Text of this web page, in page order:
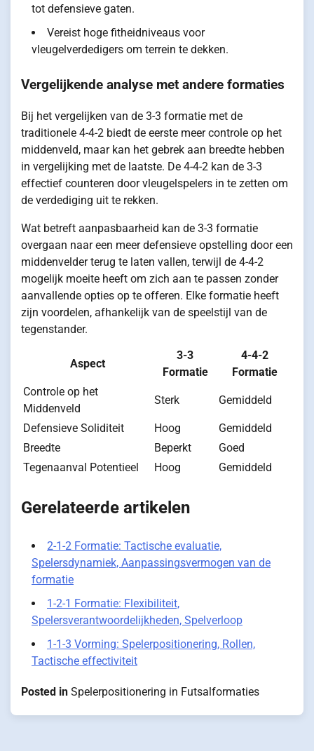
tot defensieve gaten.
Vereist hoge fitheidniveaus voor
vleugelverdedigers om terrein te dekken.
Vergelijkende analyse met andere formaties
Bij het vergelijken van de 3-3 formatie met de
traditionele 4-4-2 biedt de eerste meer controle op het
middenveld, maar kan het gebrek aan breedte hebben
in vergelijking met de laatste. De 4-4-2 kan de 3-3
effectief counteren door vleugelspelers in te zetten om
de verdediging uit te rekken.
Wat betreft aanpasbaarheid kan de 3-3 formatie
overgaan naar een meer defensieve opstelling door een
middenvelder terug te laten vallen, terwijl de 4-4-2
mogelijk moeite heeft om zich aan te passen zonder
aanvallende opties op te offeren. Elke formatie heeft
zijn voordelen, afhankelijk van de speelstijl van de
tegenstander.
Aspect
3-3
Formatie
4-4-2
Formatie
Controle op het
Middenveld
Sterk Gemiddeld
Defensieve Soliditeit Hoog
Gemiddeld
Breedte
Beperkt
Goed
Tegenaanval Potentieel
Hoog Gemiddeld
Gerelateerde artikelen
2-1-2 Formatie: Tactische evaluatie,
Spelersdynamiek, Aanpassingsvermogen van de
formatie
1-2-1 Formatie: Flexibiliteit,
Spelersverantwoordelijkheden, Spelverloop
1-1-3 Vorming: Spelerpositionering, Rollen,
Tactische effectiviteit
Posted in Spelerpositionering in Futsalformaties